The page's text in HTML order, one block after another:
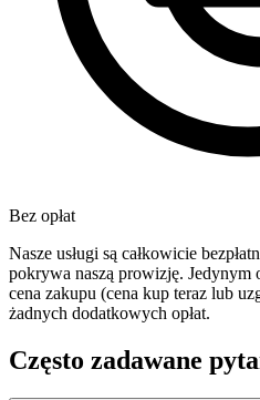
Bez opłat
Nasze usługi są całkowicie
pokrywa naszą prowizję. Jedynym
cena zakupu (cena kup teraz lub
żadnych dodatkowych opłat.
Często zadawane